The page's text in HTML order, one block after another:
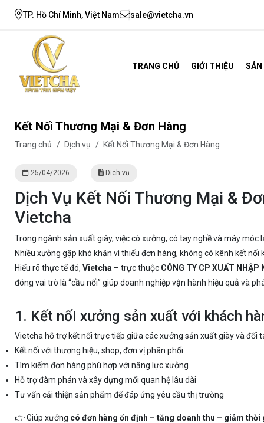
TP. Hồ Chí Minh, Việt Nam sale@vietcha.vn
TRANG CHỦ GIỚI THIỆU
Kết Nối Thương Mại & Đơn Hàng
Trang chủ / Dịch vụ / Kết Nối Thương Mại & Đơn Hàng
25/04/2026 Dịch vụ
Dịch Vụ Kết Nối Thương Mại &
Vietcha
Trong ngành sản xuất giày, việc có xưởng, có tay nghề và máy
Nhiều xưởng gặp khó khăn vì thiếu đơn hàng, không có kênh kết
Hiểu rõ thực tế đó, Vietcha – trực thuộc CÔNG TY CP XUẤT NHẬP
đóng vai trò là “cầu nối” giúp doanh nghiệp vận hành hiệu quả và
1. Kết nối xưởng sản xuất với khách
Vietcha hỗ trợ kết nối trực tiếp giữa các xưởng sản xuất giày và đối
Kết nối với thương hiệu, shop, đơn vị phân phối
Tìm kiếm đơn hàng phù hợp với năng lực xưởng
Hỗ trợ đàm phán và xây dựng mối quan hệ lâu dài
Tư vấn cải thiện sản phẩm để đáp ứng yêu cầu thị trường
👉 Giúp xưởng có đơn hàng ổn định – tăng doanh thu – giảm thời